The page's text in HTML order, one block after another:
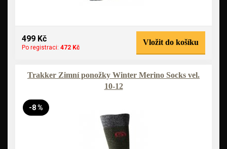
499 Kč
Po registraci: 472 Kč
Vložit do košíku
Trakker Zimní ponožky Winter Merino Socks vel.
10-12
-8 %